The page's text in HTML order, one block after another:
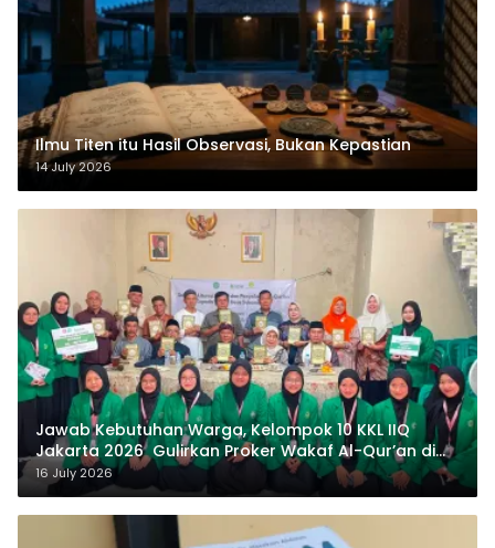
Ilmu Titen itu Hasil Observasi, Bukan Kepastian
14 July 2026
Jawab Kebutuhan Warga, Kelompok 10 KKL IIQ
Jakarta 2026 Gulirkan Proker Wakaf Al-Qur’an di
Sukamanah
16 July 2026